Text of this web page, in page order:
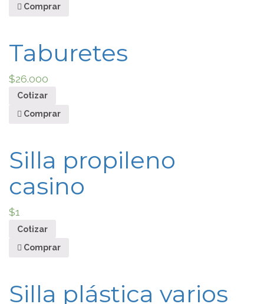
Comprar
Taburetes
$26.000
Cotizar
Comprar
Silla propileno
casino
$1
Cotizar
Comprar
Silla plástica varios